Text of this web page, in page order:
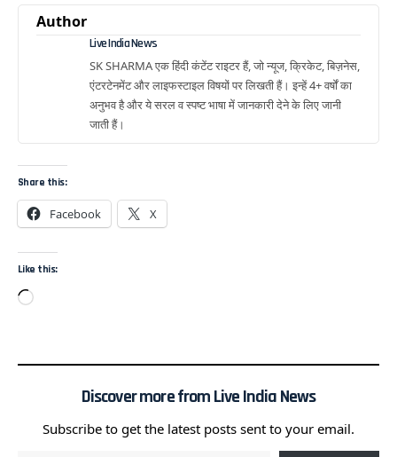
Author
Live India News
SK SHARMA एक हिंदी कंटेंट राइटर हैं, जो न्यूज, क्रिकेट, बिज़नेस,
एंटरटेनमेंट और लाइफस्टाइल विषयों पर लिखती हैं। इन्हें 4+ वर्षों का
अनुभव है और ये सरल व स्पष्ट भाषा में जानकारी देने के लिए जानी
जाती हैं।
Share this:
Facebook X
Like this:
Discover more from Live India News
Subscribe to get the latest posts sent to your email.